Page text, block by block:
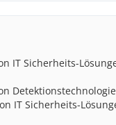
IT Sicherheits-
IT Sicherheits-